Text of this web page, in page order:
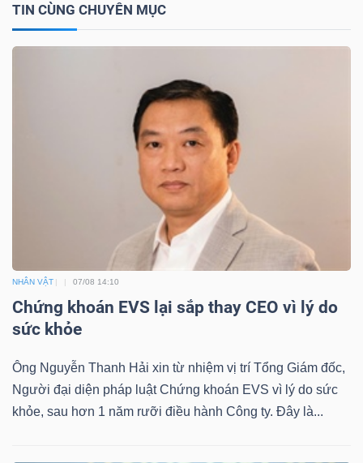
TIN CÙNG CHUYÊN MỤC
NHÂN VẬT 07/08 14:10
Chứng khoán EVS lại sắp thay CEO vì lý do
sức khỏe
Ông Nguyễn Thanh Hải xin từ nhiệm vị trí Tổng Giám đốc,
Người đại diện pháp luật Chứng khoán EVS vì lý do sức
khỏe, sau hơn 1 năm rưỡi điều hành Công ty. Đây là...
CÔNG
NGHỆ
THÔNG